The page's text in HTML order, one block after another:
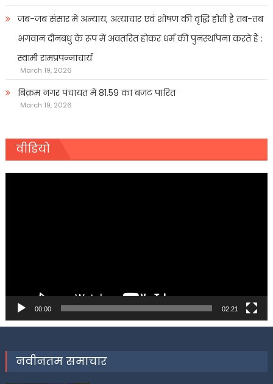
जब-जब संसार में अन्याय, अत्याचार एवं शोषण की वृद्धि होती है तब-तब
भगवान दीनबंधु के रूप में अवतरित होकर धर्म की पुनर्स्थापना करते हैं :
स्वामी रामप्रपन्नाचार्य
March 19, 2026
बिक्रम नगर पंचायत में 81.59 का बजट पारित
March 19, 2026
वीडियो
00:00 02:21
नवीनतम समाचार